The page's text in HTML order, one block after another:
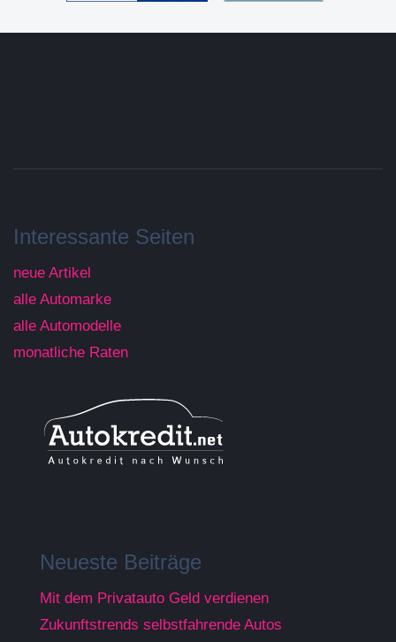
Interessante Seiten
neue Artikel
alle Automarke
alle Automodelle
monatliche Raten
Neueste Beiträge
Mit dem Privatauto Geld verdienen
Zukunftstrends selbstfahrende Autos